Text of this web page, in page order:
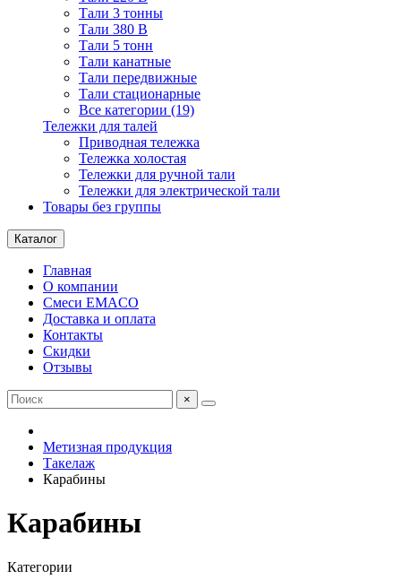
Тали 3 тонны
Тали 380 В
Тали 5 тонн
Тали канатные
Тали передвижные
Тали стационарные
Все категории (19)
Тележки для талей
Приводная тележка
Тележка холостая
Тележки для ручной тали
Тележки для электрической тали
Товары без группы
Каталог
Главная
О компании
Смеси EMACO
Доставка и оплата
Контакты
Скидки
Отзывы
×
Метизная продукция
Такелаж
Карабины
Карабины
Категории